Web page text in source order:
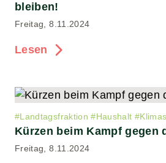
bleiben!
Freitag, 8.11.2024
Lesen
#Landtagsfraktion #Haushalt #
Kürzen beim Kampf gegen
Freitag, 8.11.2024